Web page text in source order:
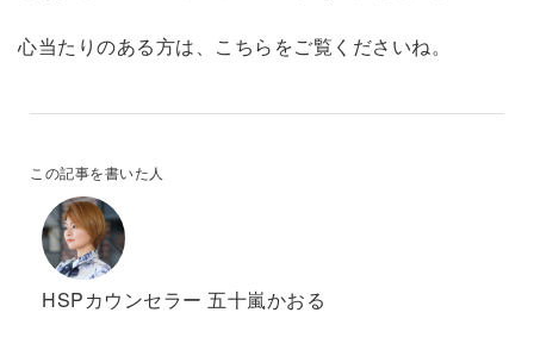
心当たりのある方は、こちらをご覧くださいね。
この記事を書いた人
HSPカウンセラー 五十嵐かおる